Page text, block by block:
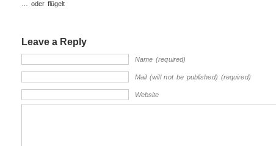
… oder flügelt
Leave a Reply
Name (required)
Mail (will not be published) (required)
Website